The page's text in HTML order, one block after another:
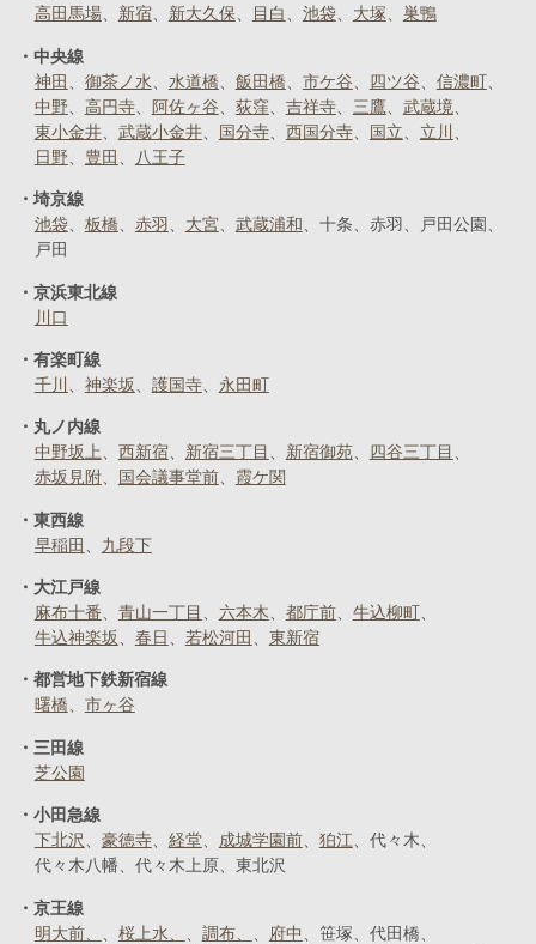
高田馬場
新宿 新大久保 目白 池袋 大塚 巣鴨
中央線
神田
御茶ノ水 水道橋 飯田橋 市ケ谷 四ツ谷
信濃町
中野
高円寺 阿佐ヶ谷 荻窪 吉祥寺 三鷹
武蔵境
東小金井
武蔵小金井 国分寺 西国分寺 国立
立川
日野
豊田 八王子
埼京線
池袋
板橋 赤羽 大宮 武蔵浦和 十条 赤羽
戸田公園
戸田
京浜東北線
川口
有楽町線
千川
神楽坂 護国寺 永田町
丸ノ内線
中野坂上
西新宿 新宿三丁目 新宿御苑
四谷三丁目
赤坂見附
国会議事堂前 霞ケ関
東西線
早稲田
九段下
大江戸線
麻布十番
青山一丁目 六本木 都庁前
牛込柳町
牛込神楽坂
春日 若松河田 東新宿
都営地下鉄新宿線
曙橋
市ヶ谷
三田線
芝公園
小田急線
下北沢
豪徳寺 経堂 成城学園前 狛江
代々木
代々木八幡
代々木上原 東北沢
京王線
明大前、
桜上水、 調布、 府中 笹塚
代田橋